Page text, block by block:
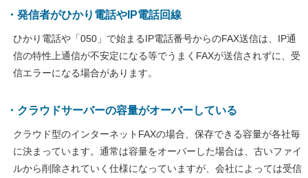
・発信者がひかり電話やIP電話回線
ひかり電話や「050」で始まるIP電話番号からのFAX送信は、IP通
信の特性上通信が不安定になる等でうまくFAXが送信されずに、受
信エラーになる場合があります。
・クラウドサーバーの容量がオーバーしている
クラウド型のインターネットFAXの場合、保存できる容量が各社毎
に決まっています。通常は容量をオーバーした場合は、古いファイ
ルから削除されていく仕様になっていますが、会社によっては受信